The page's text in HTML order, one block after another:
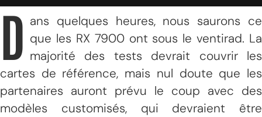
D ans quelques heures, nous saurons ce
que les RX 7900 ont sous le ventirad. La
majorité des tests devrait couvrir les
cartes de référence, mais nul doute que les
partenaires auront prévu le coup avec des
modèles customisés, qui devraient être